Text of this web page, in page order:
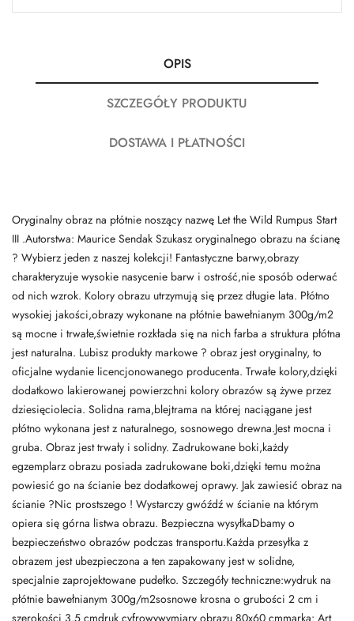
OPIS
SZCZEGÓŁY PRODUKTU
DOSTAWA I PŁATNOŚCI
Oryginalny obraz na płótnie noszący nazwę Let the Wild Rumpus Start
III .Autorstwa: Maurice Sendak Szukasz oryginalnego obrazu na ścianę
? Wybierz jeden z naszej kolekcji! Fantastyczne barwy,obrazy
charakteryzuje wysokie nasycenie barw i ostrość,nie sposób oderwać
od nich wzrok. Kolory obrazu utrzymują się przez długie lata. Płótno
wysokiej jakości,obrazy wykonane na płótnie bawełnianym 300g/m2
są mocne i trwałe,świetnie rozkłada się na nich farba a struktura płótna
jest naturalna. Lubisz produkty markowe ? obraz jest oryginalny, to
oficjalne wydanie licencjonowanego producenta. Trwałe kolory,dzięki
dodatkowo lakierowanej powierzchni kolory obrazów są żywe przez
dziesięciolecia. Solidna rama,blejtrama na której naciągane jest
płótno wykonana jest z naturalnego, sosnowego drewna.Jest mocna i
gruba. Obraz jest trwały i solidny. Zadrukowane boki,każdy
egzemplarz obrazu posiada zadrukowane boki,dzięki temu można
powiesić go na ścianie bez dodatkowej oprawy. Jak zawiesić obraz na
ścianie ?Nic prostszego ! Wystarczy gwóźdź w ścianie na którym
opiera się górna listwa obrazu. Bezpieczna wysyłkaDbamy o
bezpieczeństwo obrazów podczas transportu.Każda przesyłka z
obrazem jest ubezpieczona a ten zapakowany jest w solidne,
specjalnie zaprojektowane pudełko. Szczegóły techniczne:wydruk na
płótnie bawełnianym 300g/m2sosnowe krosna o grubości 2 cm i